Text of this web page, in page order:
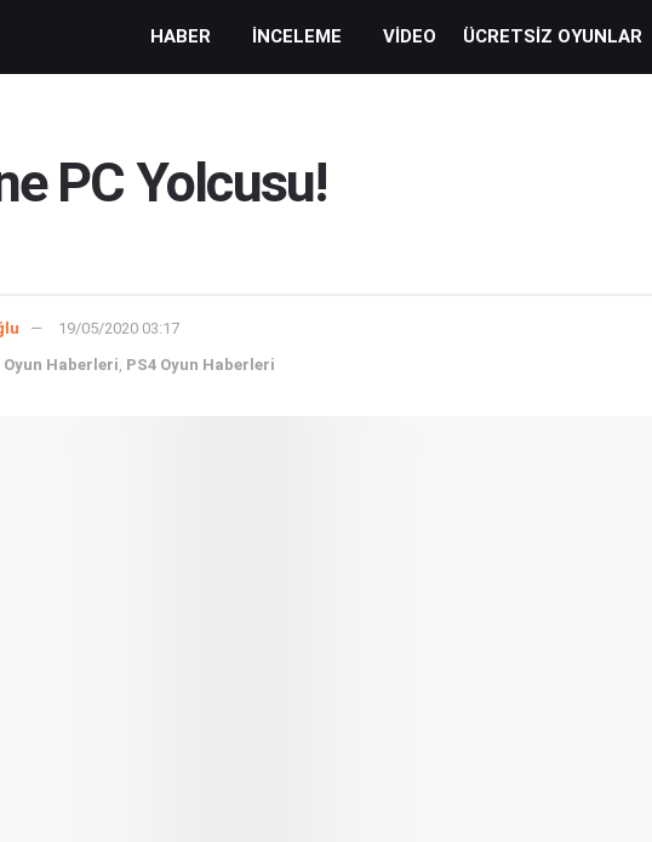
HABER İNCELEME VIDEO ÜCRETSIZ OYUNLAR
PC Yolcusu!
19/05/2020 03:17
Oyun Haberleri, PS4 Oyun Haberleri